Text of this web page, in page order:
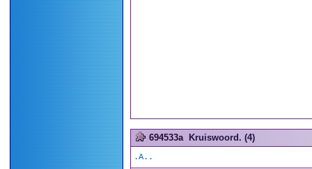
694533a Kruiswoord. (4)
.A..